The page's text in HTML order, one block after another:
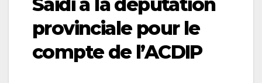
Saidi à la députation
provinciale pour le
compte de l’ACDIP